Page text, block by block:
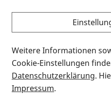
Sie möchten wissen, wie
suchen und dieses
können? Schauen Sie sich
Thema Infomaterial auf
für blinde und
Auf dieser Seite finden Sie
Weitere Informationen
Cookie-Einstellungen
Datenschutzerklärung.
Impressum.